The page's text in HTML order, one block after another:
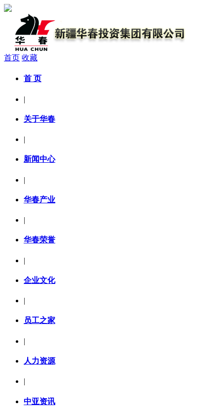
首页 收藏
首 页
|
关于华春
|
新闻中心
|
华春产业
|
华春荣誉
|
企业文化
|
员工之家
|
人力资源
|
中亚资讯